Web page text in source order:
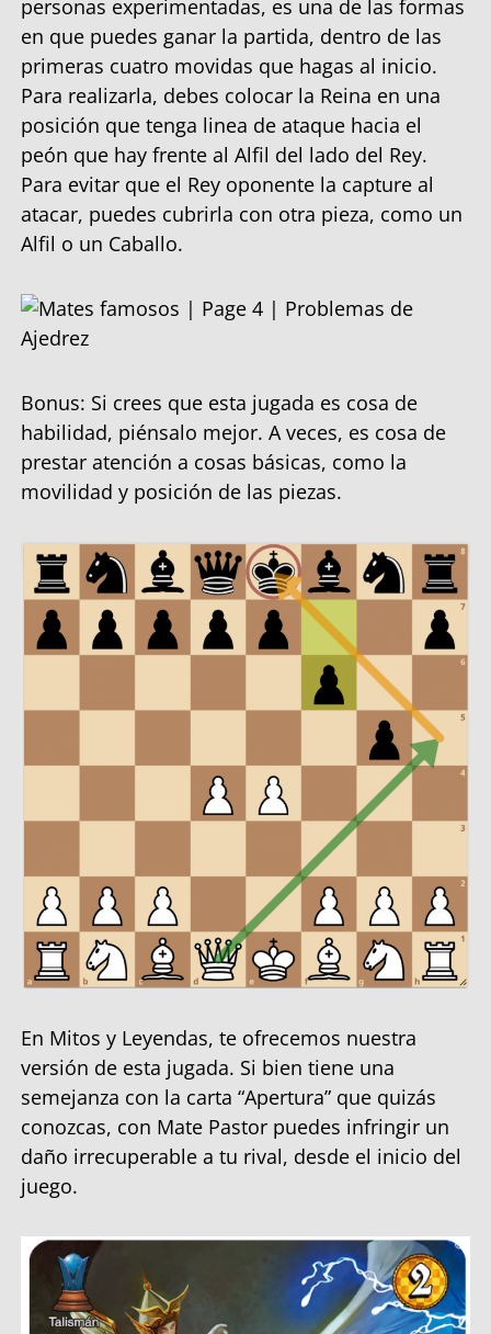
personas experimentadas, es una de las formas
en que puedes ganar la partida, dentro de las
primeras cuatro movidas que hagas al inicio.
Para realizarla, debes colocar la Reina en una
posición que tenga linea de ataque hacia el
peón que hay frente al Alfil del lado del Rey.
Para evitar que el Rey oponente la capture al
atacar, puedes cubrirla con otra pieza, como un
Alfil o un Caballo.
Bonus: Si crees que esta jugada es cosa de
habilidad, piénsalo mejor. A veces, es cosa de
prestar atención a cosas básicas, como la
movilidad y posición de las piezas.
En Mitos y Leyendas, te ofrecemos nuestra
versión de esta jugada. Si bien tiene una
semejanza con la carta “Apertura” que quizás
conozcas, con Mate Pastor puedes infringir un
daño irrecuperable a tu rival, desde el inicio del
juego.